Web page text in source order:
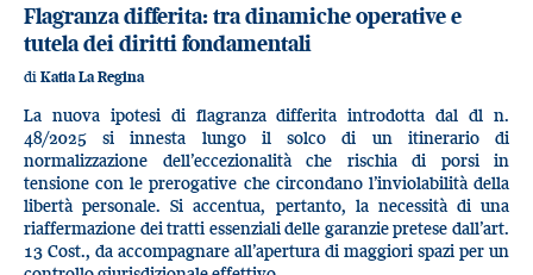
Flagranza differita: tra dinamiche operative e
tutela dei diritti fondamentali
di Katia La Regina
La nuova ipotesi di flagranza differita introdotta dal dl n.
48/2025 si innesta lungo il solco di un itinerario di
normalizzazione dell’eccezionalità che rischia di porsi in
tensione con le prerogative che circondano l’inviolabilità della
libertà personale. Si accentua, pertanto, la necessità di una
riaffermazione dei tratti essenziali delle garanzie pretese dall’art.
13 Cost., da accompagnare all’apertura di maggiori spazi per un